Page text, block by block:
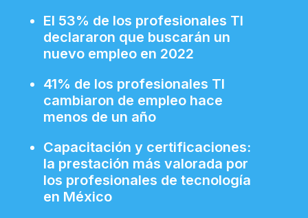
El 53% de los profesionales TI
declararon que buscarán un
nuevo empleo en 2022
41% de los profesionales TI
cambiaron de empleo hace
menos de un año
Capacitación y certificaciones:
la prestación más valorada por
los profesionales de tecnología
en México